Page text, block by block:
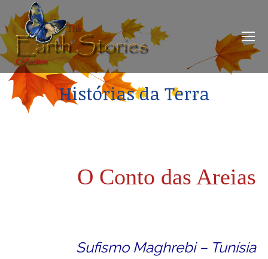
Histórias da Terra
O Conto das Areias
Sufismo Maghrebi – Tunísia